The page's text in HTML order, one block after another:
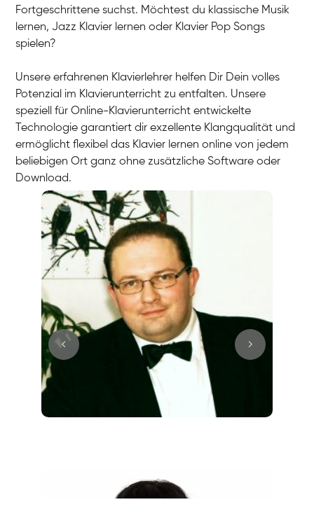
Fortgeschrittene suchst. Möchtest du klassische Musik
lernen, Jazz Klavier lernen oder Klavier Pop Songs
spielen?
Unsere erfahrenen Klavierlehrer helfen Dir Dein volles
Potenzial im Klavierunterricht zu entfalten. Unsere
speziell für Online-Klavierunterricht entwickelte
Technologie garantiert dir exzellente Klangqualität und
ermöglicht flexibel das Klavier lernen online von jedem
beliebigen Ort ganz ohne zusätzliche Software oder
Download.